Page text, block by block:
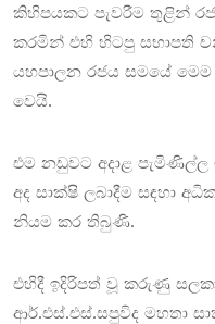
කිහිපයකට පැවරීම තුළින්
කරමින් එහි හිටපු සභාපති
යහපාලන රජය සමයේ
වෙයි.
එම නඩුවට අදාළ පැමිණිල්ල
අද සාක්ෂි ලබාදීම සඳහා
නියම කර තිබුණි.
එහිදී ඉදිරිපත් වූ කරුණු
ආර්.එස්.එස්.සපුවිද මහතා